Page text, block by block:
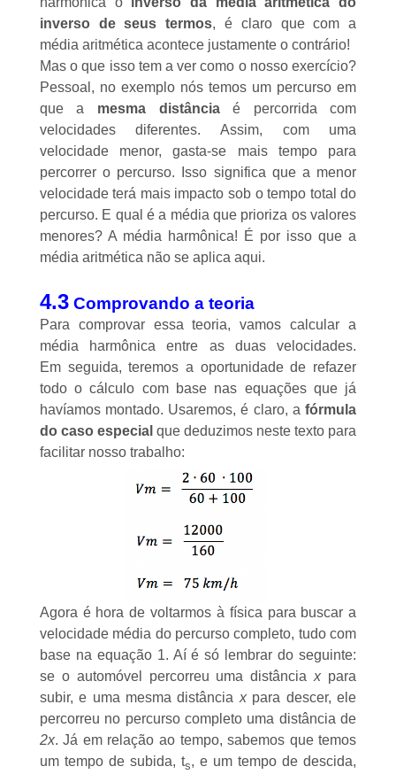
inverso de seus termos, é claro que com a
média aritmética acontece justamente o contrário!
Mas o que isso tem a ver como o nosso exercício?
Pessoal, no exemplo nós temos um percurso em
que a mesma distânciaé percorrida com
velocidades diferentes. Assim, com uma
velocidade menor, gasta-se mais tempo para
percorrer o percurso. Isso significa que a menor
velocidade terá mais impacto sob o tempo total do
percurso. E qual é a média que prioriza os valores
menores? A média harmônica! É por isso que a
média aritmética não se aplica aqui.
4.3Comprovando a teoria
Para comprovar essa teoria, vamos calcular a
média harmônica entre as duas velocidades.
Em seguida, teremos a oportunidade de refazer
todo o cálculo com base nas equações que já
havíamos montado. Usaremos, é claro, afórmula
do caso especial que deduzimos neste texto para
facilitar nosso trabalho:
Agora é hora de voltarmos à física para buscar a
velocidade média do percurso completo, tudo com
base na equação 1. Aí é só lembrar do seguinte:
se o automóvel percorreu uma distânciax para
subir, e uma mesma distância xpara descer, ele
percorreu no percurso completo uma distância de
2x. Já em relação ao tempo, sabemos que temos
um tempo de subida, ts, e um tempo de descida,